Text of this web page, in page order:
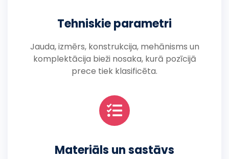
Tehniskie parametri
Jauda, izmērs, konstrukcija, mehānisms un
komplektācija bieži nosaka, kurā pozīcijā
prece tiek klasificēta.
Materiāls un sastāvs